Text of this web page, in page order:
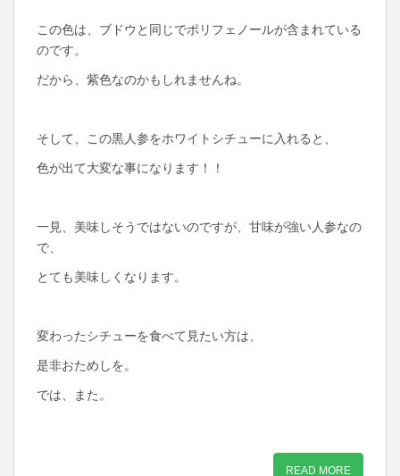
この色は、ブドウと同じでポリフェノールが含まれている
のです。
だから、紫色なのかもしれませんね。
そして、この黒人参をホワイトシチューに入れると、
色が出て大変な事になります！！
一見、美味しそうではないのですが、甘味が強い人参なの
で、
とても美味しくなります。
変わったシチューを食べて見たい方は、
是非おためしを。
では、また。
READ MORE